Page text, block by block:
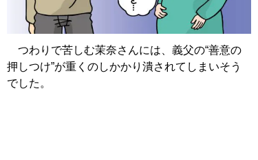
つわりで苦しむ茉奈さんには、義父の“善意の
押しつけ”が重くのしかかり潰されてしまいそう
でした。